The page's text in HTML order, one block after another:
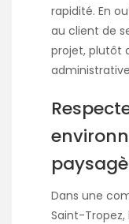
rapidité. En
au client de
projet, plutôt
Dans une
Saint-Tropez,